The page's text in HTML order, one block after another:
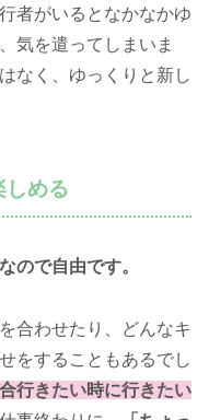
者がいるとなかなかゆ
気を遣ってしまいま
なく、ゆっくりと新し
しめる
ので自由です。
合わせたり、どんなキ
をすることもあるでし
行きたい時に行きたい